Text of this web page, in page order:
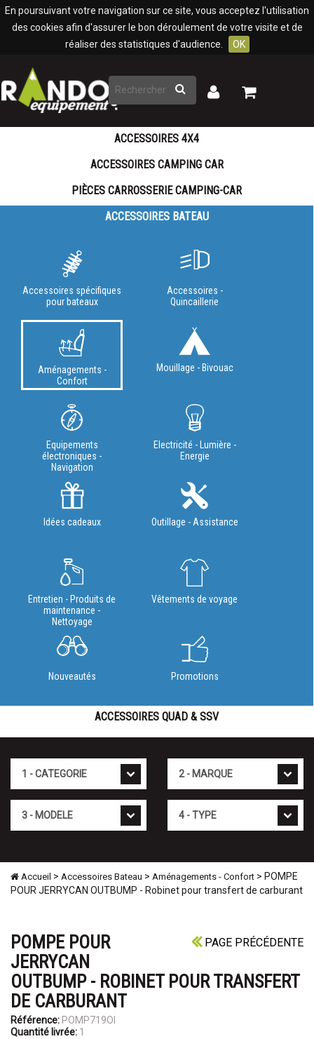
En poursuivant votre navigation sur ce site, vous acceptez l'utilisation
des cookies afin d'assurer le bon déroulement de votre visite et de
réaliser des statistiques d'audience.
OK
Rechercher
Mon
Mon
ACCESSOIRES 4X4
ACCESSOIRES CAMPING CAR
PIÈCES CARROSSERIE CAMPING-CAR
ACCESSOIRES BATEAU
Accessoires spécifiques
pour bateaux
Accessoires -
Quincaillerie
Aménagements -
Confort
Mouillage - Bivouac
Equipements
électroniques -
Navigation
Electricité - Lumière -
Energie
Idées cadeaux Outillage - Assistance
Entretien - Produits de
maintenance -
Nettoyage
Vêtements de voyage
Nouveautés Promotions
ACCESSOIRES QUAD & SSV
Accueil > Accessoires Bateau > Aménagements - Confort > POMPE
POUR JERRYCAN OUTBUMP - Robinet pour transfert de carburant
PAGE PRÉCÉDENTE
POMPE POUR
JERRYCAN
OUTBUMP - ROBINET POUR TRANSFERT
DE CARBURANT
Référence: POMP719OI
Quantité livrée: 1
Panneau de gestion des cookies